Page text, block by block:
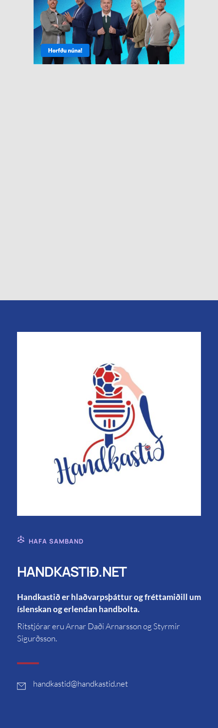
HAFA SAMBAND
HANDKASTIÐ.NET
Handkastið er hlaðvarpsþáttur og fréttamiðill um
íslenskan og erlendan handbolta.
Ritstjórar eru Arnar Daði Arnarsson og Styrmir
Sigurðsson.
handkastid@handkastid.net